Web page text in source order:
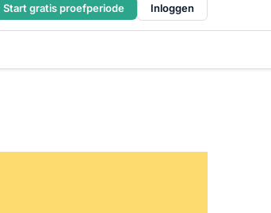
Start gratis proefperiode Inloggen